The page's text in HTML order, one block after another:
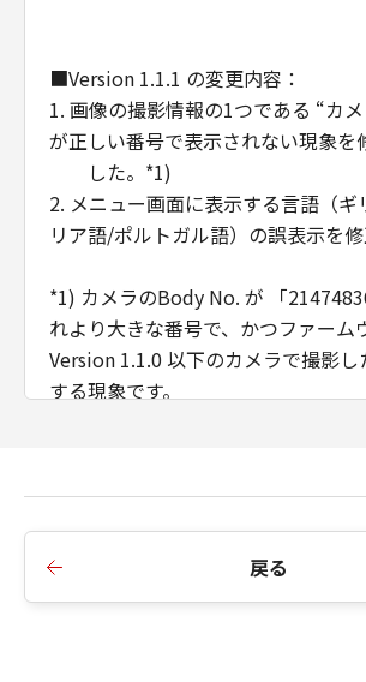
U.S. GOVERNMENT
NOTICE:
The Software is a
that term is defined at 48
(Oct 1995), consisting of
computer software" and
such terms are used in 48
(Sept 1995).
Consistent with 48 C.F.R.
C.F.R. 227.7202-1 through
only those rights set forth
Manufacturer is Canon Inc./
Shimomaruko 3-chome,
■Version 1.1.1 の変更内容：
1. 画像の撮影情報の1つである “カ
が正しい番号で表示されない現象を
した。*1)
2. メニュー画面に表示する言語（ギ
リア語/ポルトガル語）の誤表示を修
*1) カメラのBody No. が 「
れより大きな番号で、かつファーム
Version 1.1.0 以下のカメラで撮影
する現象です。
アプリケーションソフトウェアの
Photo Professional) 並びに ZB (=
戻る